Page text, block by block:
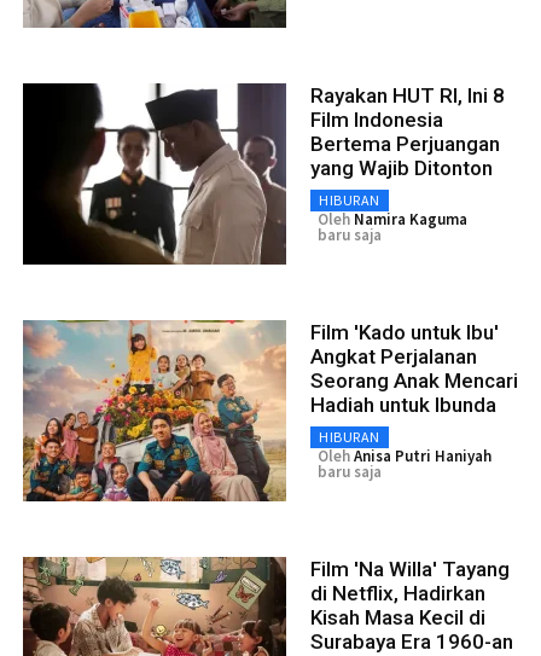
Rayakan HUT RI, Ini 8
Film Indonesia
Bertema Perjuangan
yang Wajib Ditonton
HIBURAN
Oleh Namira Kaguma
baru saja
Film 'Kado untuk Ibu'
Angkat Perjalanan
Seorang Anak Mencari
Hadiah untuk Ibunda
HIBURAN
OlehAnisa Putri Haniyah
baru saja
Film 'Na Willa' Tayang
di Netflix, Hadirkan
Kisah Masa Kecil di
Surabaya Era 1960-an